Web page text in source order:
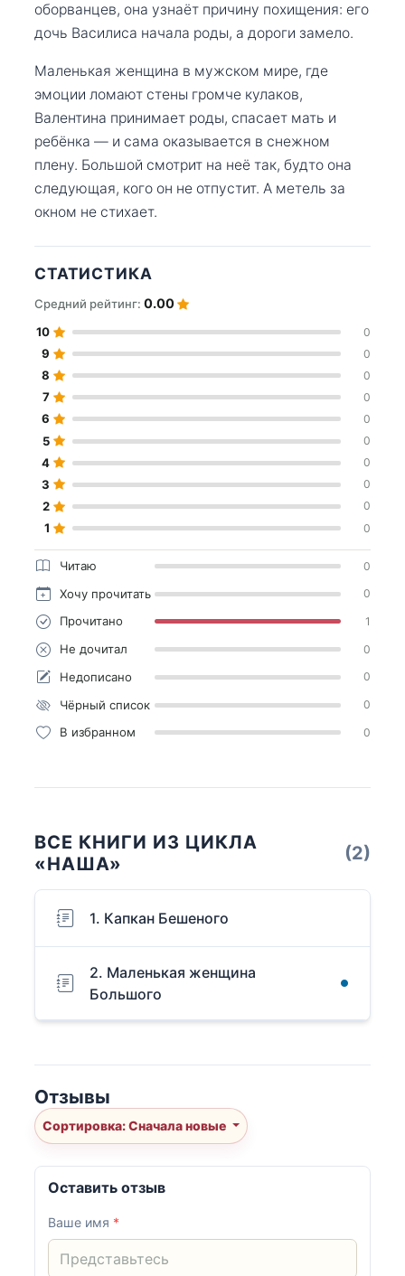
оборванцев, она узнаёт причину похищения: его
дочь Василиса начала роды, а дороги замело.
Маленькая женщина в мужском мире, где
эмоции ломают стены громче кулаков,
Валентина принимает роды, спасает мать и
ребёнка — и сама оказывается в снежном
плену. Большой смотрит на неё так, будто она
следующая, кого он не отпустит. А метель за
окном не стихает.
СТАТИСТИКА
Средний рейтинг: 0.00
10 0
9 0
8 0
7 0
6 0
5 0
4 0
3 0
2 0
1 0
Читаю 0
Хочу прочитать 0
Прочитано 1
Не дочитал 0
Недописано 0
Чёрный список 0
В избранном 0
ВСЕ КНИГИ ИЗ ЦИКЛА
«НАША»
(2)
1. Капкан Бешеного
2. Маленькая женщина
Большого
Отзывы
Сортировка: Сначала новые
Оставить отзыв
Ваше имя *